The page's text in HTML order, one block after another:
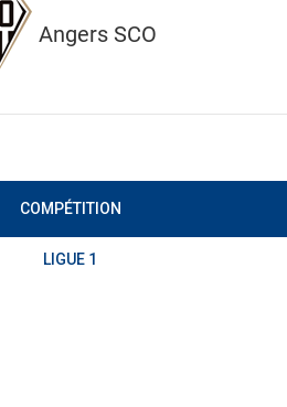
Angers SCO
COMPÉTITION
LIGUE 1